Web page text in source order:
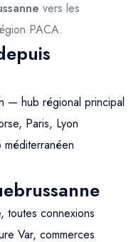
vers les
PACA.
— hub régional principal
Paris, Lyon
méditerranéen
connexions
Var, commerces